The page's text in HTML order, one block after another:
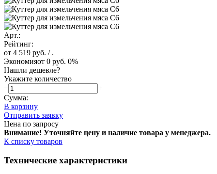
Арт.:
Рейтинг:
от 4 519 руб. / .
Экономияот 0 руб. 0%
Нашли дешевле?
Укажите количество
−
+
Сумма:
В корзину
Отправить заявку
Цена по запросу
Внимание! Уточняйте цену и наличие товара у менеджера.
К списку товаров
Технические характеристики